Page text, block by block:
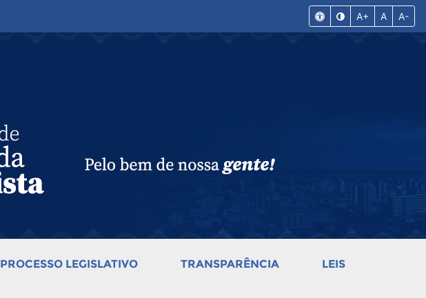
A+ A A-
PROCESSO LEGISLATIVO TRANSPARÊNCIA
LEIS